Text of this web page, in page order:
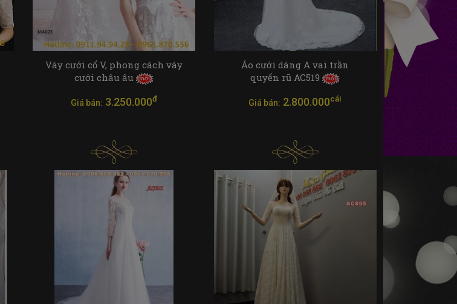
Váy cưới cổ V, phong cách váy
cưới châu âu
Giá bán: 3.250.000đ
Áo cưới dáng A vai trần
quyến rũ AC519
Giá bán: 2.800.000cái